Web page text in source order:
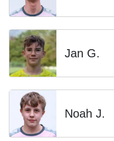
Jan G.
Noah J.